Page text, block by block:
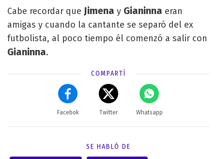
Cabe recordar que Jimena y Gianinna eran
amigas y cuando la cantante se separó del ex
futbolista, al poco tiempo él comenzó a salir con
Gianinna.
COMPARTÍ
Facebok Twitter Whatsapp
SE HABLÓ DE